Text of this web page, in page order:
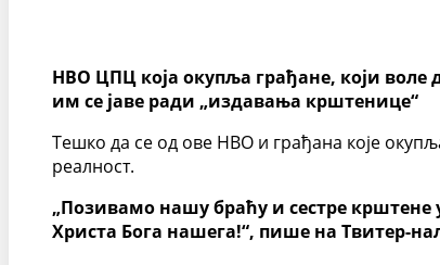
НВО ЦПЦ која окупља грађане, који воле
им се јаве ради „издавања крштенице“
Тешко да се од ове НВО и грађана које
реалност.
„Позивамо нашу браћу и сестре крштене
Христа Бога нашега!“, пише на Твитер-